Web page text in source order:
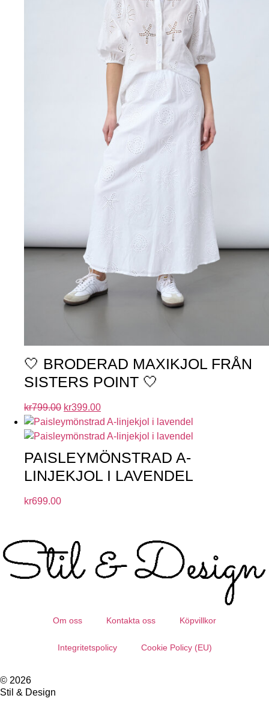
🤍 BRODERAD MAXIKJOL FRÅN
SISTERS POINT 🤍
kr799.00 kr399.00
PAISLEYMÖNSTRAD A-
LINJEKJOL I LAVENDEL
kr699.00
Om oss Kontakta oss Köpvillkor
Integritetspolicy Cookie Policy (EU)
© 2026
Stil & Design